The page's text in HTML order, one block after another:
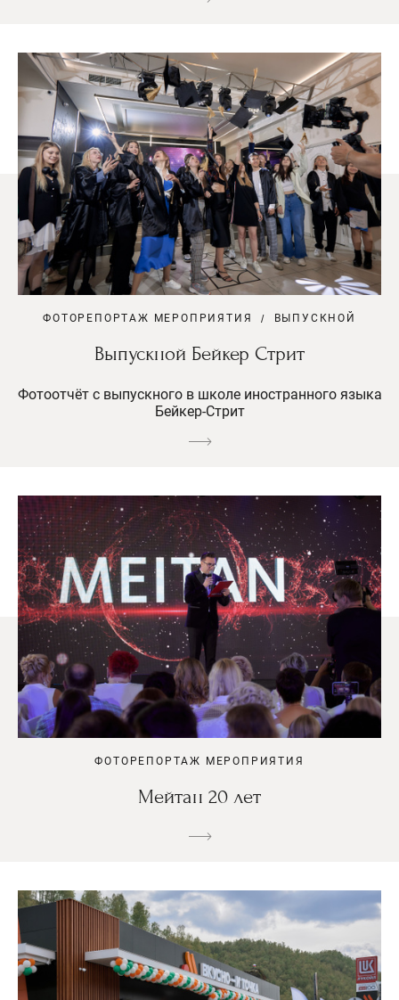
ФОТОРЕПОРТАЖ МЕРОПРИЯТИЯ ВЫПУСКНОЙ
Выпускной Бейкер Стрит
Фотоотчёт с выпускного в школе иностранного языка
Бейкер-Стрит
ФОТОРЕПОРТАЖ МЕРОПРИЯТИЯ
Мейтан 20 лет